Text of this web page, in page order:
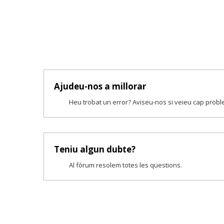
Ajudeu-nos a millorar
Heu trobat un error? Aviseu-nos si veieu cap
Teniu algun dubte?
Al fòrum resolem totes les qüestions.